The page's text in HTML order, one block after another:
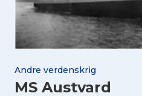
Andre verdenskrig
MS Austvard